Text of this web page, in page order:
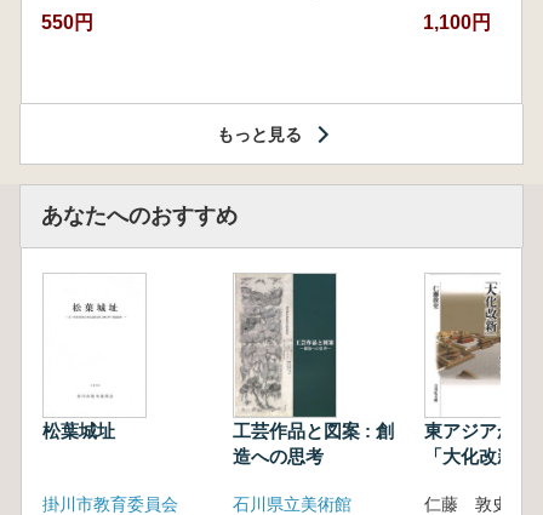
550円 1,100円
もっと見る
あなたへのおすすめ
松葉城址
掛川市教育委員会
工芸作品と図案 : 創
造への思考
石川県立美術館
東アジアから
「大化改新」
仁藤 敦史 著